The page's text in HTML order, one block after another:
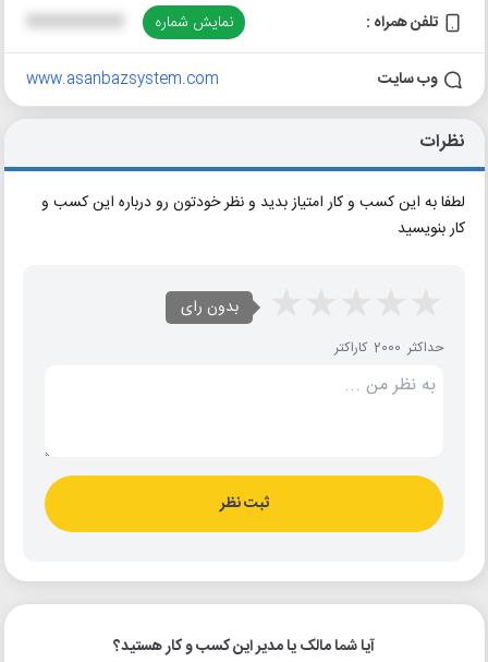
تلفن همراه : نمایش شماره
وب سایت www.asanbazsystem.com
نظرات
لطفا به این کسب و کار امتیاز بدید و نظر خودتون رو درباره این کسب و
کار بنویسید
بدون رای
حداکثر 2000 کاراکتر
ثبت نظر
آیا شما مالک یا مدیر این کسب و کار هستید؟